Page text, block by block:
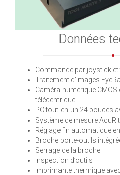
Données
Commande par joystick et
Traitement d’images
Caméra numérique CMOS
télécentrique
PC tout-en-un 24 pouces
Système de mesure
Réglage fin automatique
Broche porte-outils
Serrage de la broche
Inspection d’outils
Imprimante thermique